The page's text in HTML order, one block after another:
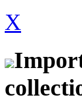
X